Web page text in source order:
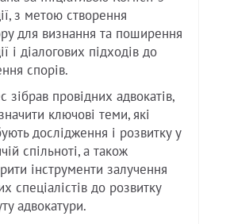
з метою створення
для визнання та поширення
і діалогових підходів до
спорів.
зібрав провідних адвокатів,
ключові теми, які
дослідження і розвитку у
спільноті, а також
інструменти залучення
спеціалістів до розвитку
адвокатури.